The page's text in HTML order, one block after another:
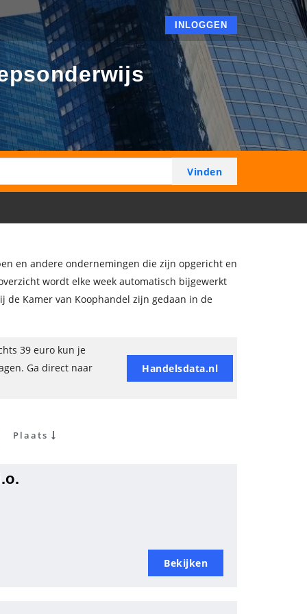
INLOGGEN
en andere ondernemingen die zijn opgericht en
wordt elke week automatisch bijgewerkt
Kamer van Koophandel zijn gedaan in de
39 euro kun je
Ga direct naar
Handelsdata.nl
Plaats
Bekijken